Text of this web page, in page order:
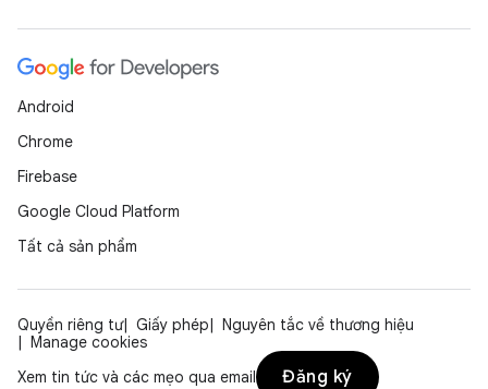
Android
Chrome
Firebase
Google Cloud Platform
Tất cả sản phẩm
Quyền riêng tư Giấy phép
Nguyên tắc về thương hiệu
Manage cookies
Xem tin tức và các mẹo qua email
Đăng ký